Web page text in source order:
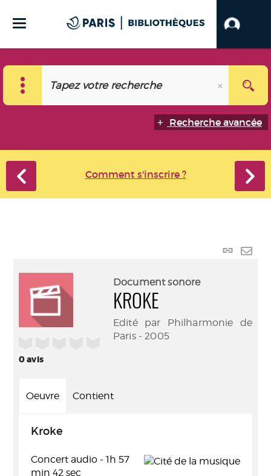
Recherche avancée
Comment s'inscrire ?
Lien
0avis
Document sonore
KROKE
Edité par Philharmonie de
Paris - 2005
Oeuvre Contient
Kroke
Concert audio - 1h 57
min 42 sec